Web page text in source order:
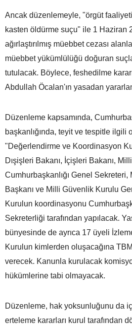
Ancak düzenlemeyle, "örgüt
kasten öldürme suçu" ile 1 Haziran
ağırlaştırılmış müebbet cezası
müebbet yükümlülüğü doğuran
tutulacak. Böylece, feshedilme
Abdullah Öcalan'ın yasadan
Düzenleme kapsamında,
başkanlığında, teyit ve tespitle ilgili
"Değerlendirme ve Koordinasyon
Dışişleri Bakanı, İçişleri Bakanı,
Cumhurbaşkanlığı Genel Sekreteri,
Başkanı ve Milli Güvenlik Kurulu
Kurulun koordinasyonu
Sekreterliği tarafından yapılacak.
bünyesinde de ayrıca 17 üyeli
Kurulun kimlerden oluşacağına
verecek. Kanunla kurulacak
hükümlerine tabi olmayacak.
Düzenleme, hak yoksunluğunu da
erteleme kararları kurul tarafından